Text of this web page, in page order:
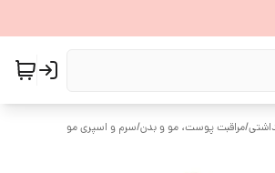
/مراقبت پوست، مو و بدن/سرم و اسپری مو